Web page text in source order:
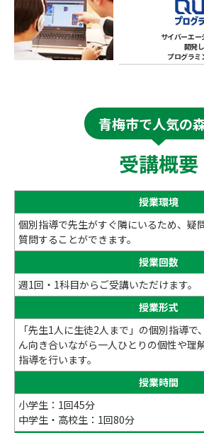
サイバーエー
開発
プログラミ
青梅市で人気の
受講概要
授業環境
個別指導で先生がすぐ隣にいるため、疑
質問することができます。
授業回数
週1回・1科目からご受講いただけます。
授業形式
「先生1人に生徒2人まで」の個別指導で
ん向き合いながら一人ひとりの個性や理
指導を行います。
授業時間
小学生：1回45分
中学生・高校生：1回80分